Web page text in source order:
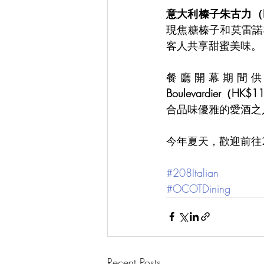
意大利榛子朱古力
現焦糖榛子和莫雷
客人共享甜蜜美味。
餐廳開幕期間
Boulevardier（
合品味優雅的愛酒
今年夏天，歡迎前
#208Italian
#OCOTDining